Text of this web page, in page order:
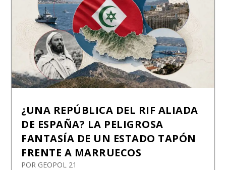
¿UNA REPÚBLICA DEL RIF ALIADA
DE ESPAÑA? LA PELIGROSA
FANTASÍA DE UN ESTADO TAPÓN
FRENTE A MARRUECOS
POR GEOPOL 21